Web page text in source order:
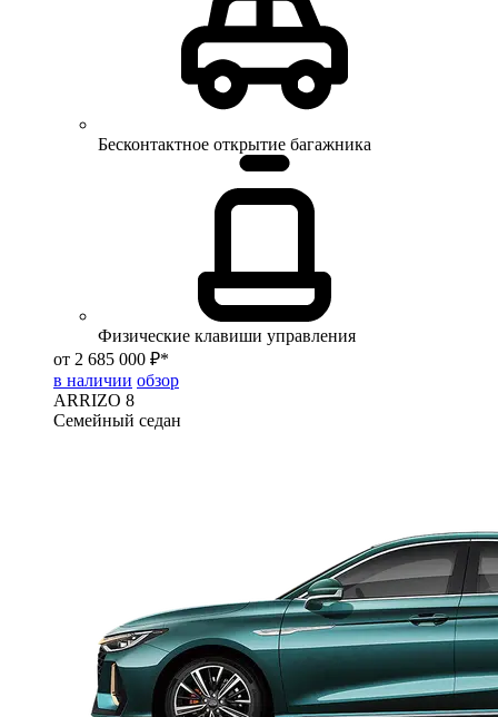
Бесконтактное открытие багажника
Физические клавиши управления
от 2 685 000 ₽*
в наличии обзор
ARRIZO 8
Семейный седан